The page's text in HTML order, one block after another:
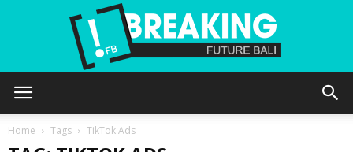
Home Tags TikTok Ads